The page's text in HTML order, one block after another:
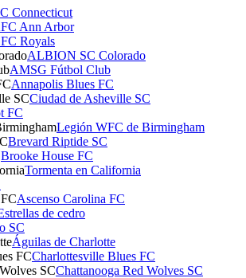
Connecticut
Ann Arbor
Royals
ALBION SC Colorado
AMSG Fútbol Club
Annapolis Blues FC
Ciudad de Asheville SC
FC
Legión WFC de Birmingham
Brevard Riptide SC
Brooke House FC
Tormenta en California
Ascenso Carolina FC
de cedro
SC
Águilas de Charlotte
Charlottesville Blues FC
Chattanooga Red Wolves SC